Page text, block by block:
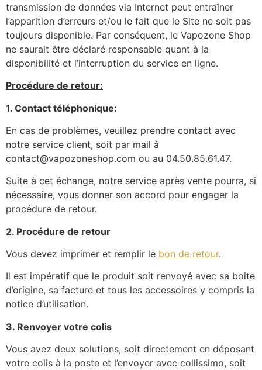
transmission de données via Internet peut entraîner
l’apparition d’erreurs et/ou le fait que le Site ne soit pas
toujours disponible. Par conséquent, le Vapozone Shop
ne saurait être déclaré responsable quant à la
disponibilité et l’interruption du service en ligne.
Procédure de retour:
1. Contact téléphonique:
En cas de problèmes, veuillez prendre contact avec
notre service client, soit par mail à
contact@vapozoneshop.com ou au 04.50.85.61.47.
Suite à cet échange, notre service après vente pourra, si
nécessaire, vous donner son accord pour engager la
procédure de retour.
2. Procédure de retour
Vous devez imprimer et remplir le bon de retour.
Il est impératif que le produit soit renvoyé avec sa boite
d’origine, sa facture et tous les accessoires y compris la
notice d’utilisation.
3. Renvoyer votre colis
Vous avez deux solutions, soit directement en déposant
votre colis à la poste et l’envoyer avec collissimo, soit